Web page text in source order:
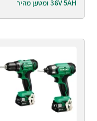
36V 5AH ומטען מהיר